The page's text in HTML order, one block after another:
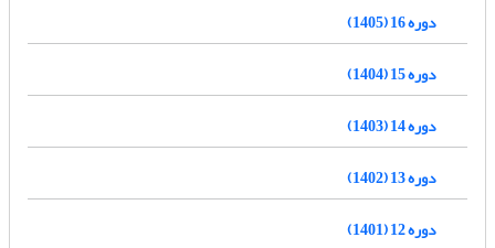
دوره 16 (1405)
دوره 15 (1404)
دوره 14 (1403)
دوره 13 (1402)
دوره 12 (1401)